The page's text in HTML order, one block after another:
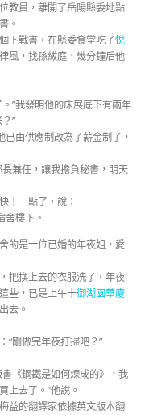
教員，離開了岳陽縣委地點
。
下戰書，在縣委食堂吃了悅
風，找孫紱庭，幾分鐘后他
”我發明他的床展底下有兩年
”
已由供應制改為了薪金制了，
兼任，讓我擔負秘書，明天
十一點了，說：
舍樓下。
的是一位已婚的年夜姐，愛
把換上去的衣服洗了，年夜
些，已是上午十御湖園華廈
去。
“剛做完年夜打掃吧？”
《鋼鐵是如何煉成的》，我
上去了。”他說。
益的翻譯家依據英文版本翻